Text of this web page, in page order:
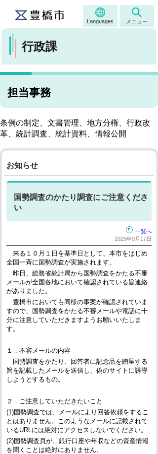
Languages メニュー
行政課
担当事務
条例の制定、文書管理、地方分権、行政改
革、統計調査、統計資料、情報公開
お知らせ
国勢調査のかたり調査にご注意くださ
い
一覧へ
2025年9月17日
来る１０月１日を基準日として、本市をはじめ
全国一斉に国勢調査が実施されます。
昨日、総務省統計局から国勢調査をかたる不審
メールが全国各地において確認されている旨連絡
がありました。
豊橋市においても同様の事案が確認されていま
すので、国勢調査をかたる不審メールや電話に十
分に注意していただきますようお願いいたしま
す。
１．不審メールの内容
国勢調査をかたり、回答者に記念品を贈呈する
旨を記載したメールを送信し、偽のサイトに誘導
しようとするもの。
２．ご注意していただきたいこと
(1)国勢調査では、メールにより回答依頼をするこ
とはありません。このようなメールに記載されて
いるURLには絶対にアクセスしないでください。
(2)国勢調査員が、銀行口座や年収などの資産情報
を聞くことは絶対にありません。